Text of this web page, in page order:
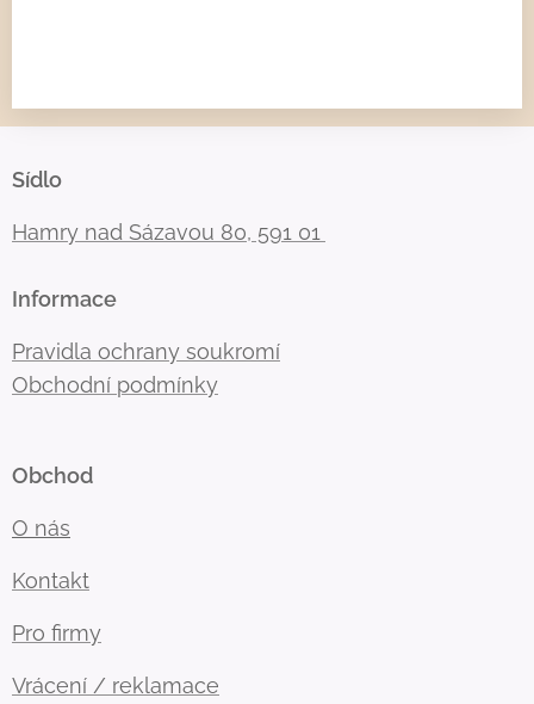
Sídlo
Hamry nad Sázavou 80, 591 01
Informace
Pravidla ochrany soukromí
Obchodní podmínky
Obchod
O nás
Kontakt
Pro firmy
Vrácení / reklamace